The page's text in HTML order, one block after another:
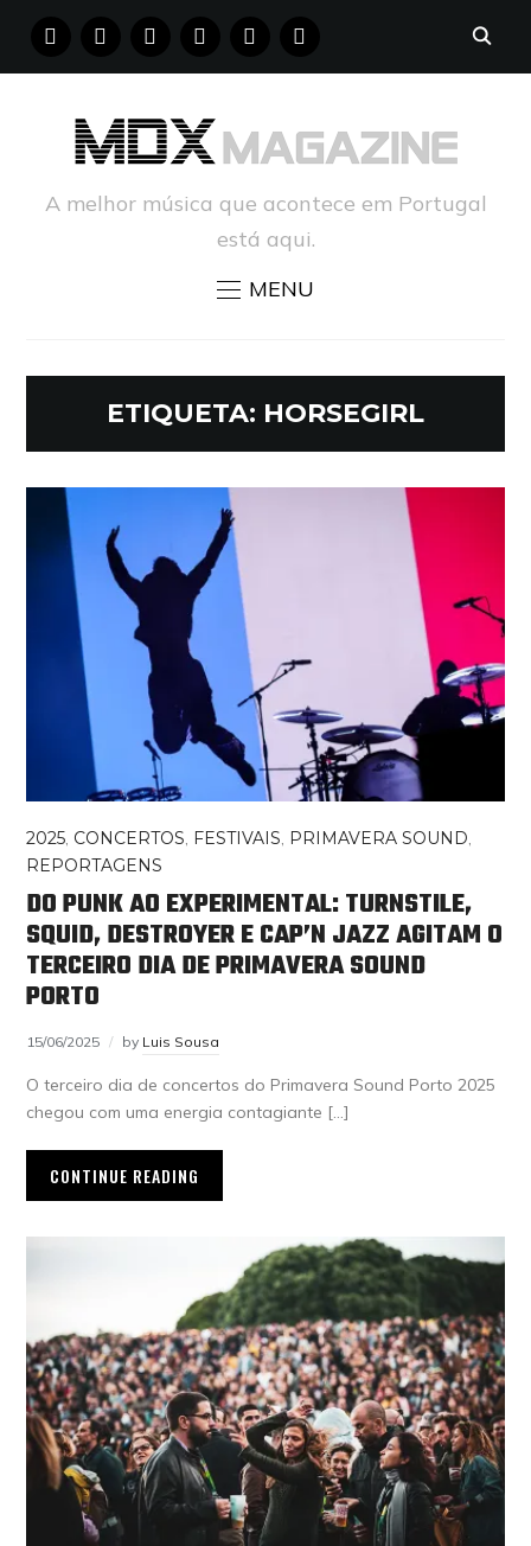
FACEBOOKINSTAGRAM
YOUTUBE PINTERESTTUMBLR
A melhor música que acontece em Portugal
está aqui.
MENU
ETIQUETA: HORSEGIRL
2025, CONCERTOS, FESTIVAIS, PRIMAVERA SOUND,
REPORTAGENS
DO PUNK AO EXPERIMENTAL: TURNSTILE,
SQUID, DESTROYER E CAP’N JAZZ AGITAM O
TERCEIRO DIA DE PRIMAVERA SOUND
PORTO
15/06/2025 by Luis Sousa
O terceiro dia de concertos do Primavera Sound Porto 2025
chegou com uma energia contagiante […]
CONTINUE READING